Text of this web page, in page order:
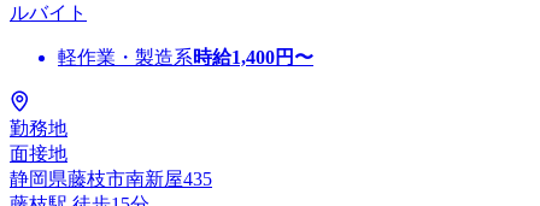
ルバイト
軽作業・製造系時給1,400円〜
勤務地
面接地
静岡県藤枝市南新屋435